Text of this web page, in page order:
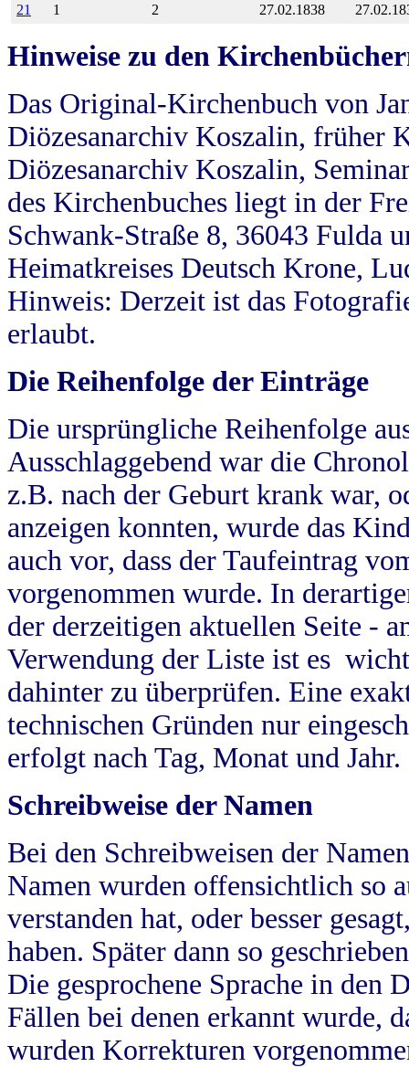
21
1 2 27.02.1838
Hinweise zu den
Das Original-Kirchenbuch von
Diözesanarchiv Koszalin, früher
Diözesanarchiv Koszalin,
des Kirchenbuches liegt in der
Schwank-Straße 8, 36043 Fulda
Heimatkreises Deutsch Krone,
Hinweis: Derzeit ist das
erlaubt.
Die Reihenfolge der Einträge
Die ursprüngliche Reihenfolge
Ausschlaggebend war die
z.B. nach der Geburt krank war,
anzeigen konnten, wurde das
auch vor, dass der Taufeintrag
vorgenommen wurde. In
der derzeitigen aktuellen Seite -
Verwendung der Liste ist es
dahinter zu überprüfen. Eine
technischen Gründen nur
erfolgt nach Tag, Monat und Jahr.
Schreibweise der Namen
Bei den Schreibweisen der
Namen wurden offensichtlich so
verstanden hat, oder besser
haben. Später dann so
Die gesprochene Sprache in
Fällen bei denen erkannt wurde,
wurden Korrekturen